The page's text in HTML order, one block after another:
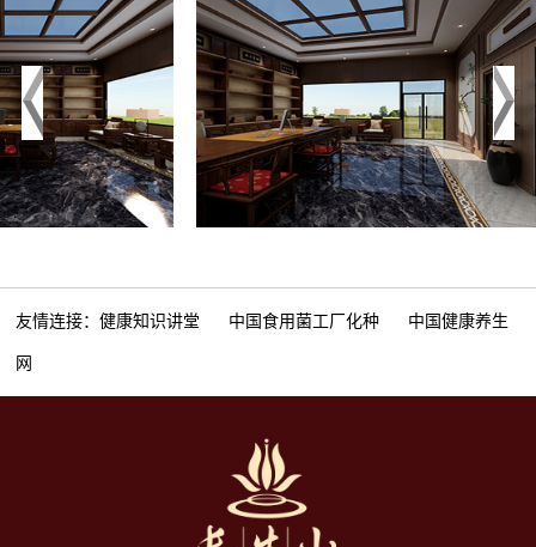
友情连接：健康知识讲堂 中国食用菌工厂化种 中国健康养生
网